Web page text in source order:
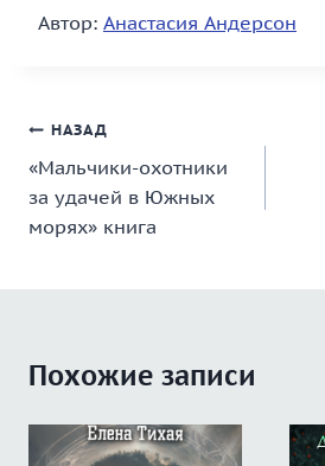
Автор: Анастасия Андерсон
Навигация
по
записям
НАЗАД
«Мальчики-охотники
за удачей в Южных
морях» книга
Похожие записи